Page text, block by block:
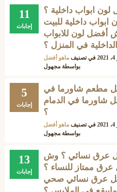
11
إجابات
لون ابواب داخلية ؟
ابواب داخلية للبيت
أفضل لون للابواب
الداخلية في المنزل ؟
في تصنيف ماهو أفضل
بواسطة مجهول
5
إجابات
مطعم شاورما في
شاورما في الدمام
؟
في تصنيف ماهو أفضل
بواسطة مجهول
13
إجابات
عرق نسائي ؟ وش
ممتاز للنساء ؟
عرق نسائي صحي